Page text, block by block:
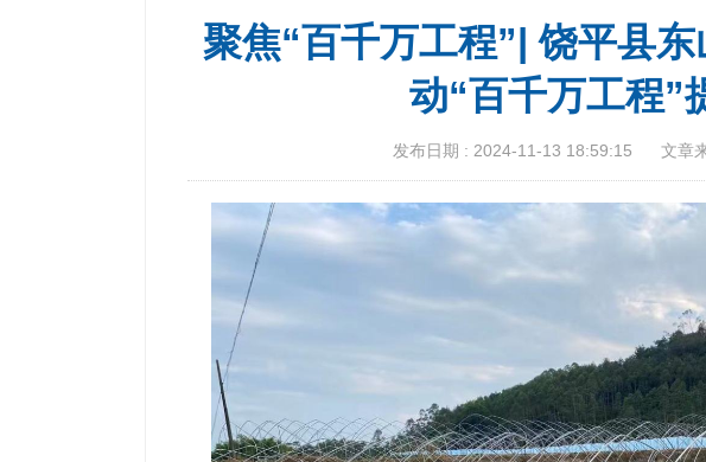
聚焦“百千万工程”| 饶平县
动“百千万工程”
发布日期 : 2024-11-13 18:59:15 文章